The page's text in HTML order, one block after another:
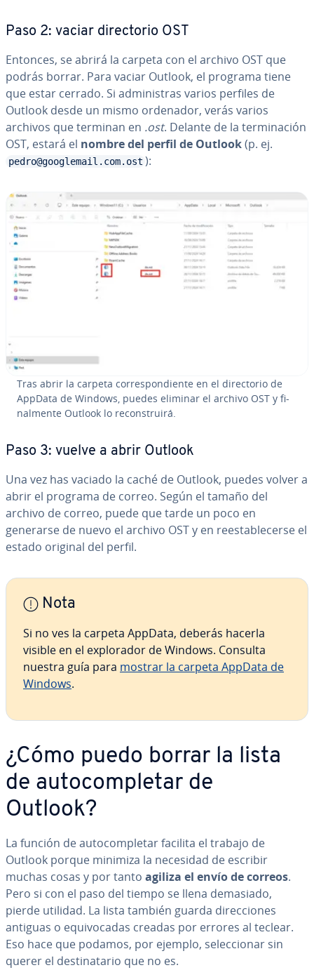
Paso 2: vaciar di­re­c­to­rio OST
Entonces, se abrirá la carpeta con el archivo OST que
podrás borrar. Para vaciar Outlook, el programa tiene
que estar cerrado. Si ad­mi­ni­s­tras varios perfiles de
Outlook desde un mismo ordenador, verás varios
archivos que terminan en .ost. Delante de la te­r­mi­na­ción
OST, estará el nombre del perfil de Outlook(p. ej.
pedro@googlemail.com.ost ):
Tras abrir la carpeta co­rre­s­po­n­die­n­te en el di­re­c­to­rio de
AppData de Windows, puedes eliminar el archivo OST y fi­
na­l­me­n­te Outlook lo re­co­n­s­trui­rá.
Paso 3: vuelve a abrir Outlook
Una vez has vaciado la caché de Outlook, puedes volver a
abrir el programa de correo. Según el tamaño del
archivo de correo, puede que tarde un poco en
generarse de nuevo el archivo OST y en re­es­ta­ble­ce­r­se el
estado original del perfil.
Nota
Si no ves la carpeta AppData, deberás hacerla
visible en el ex­plo­ra­dor de Windows. Consulta
nuestra guía para mostrar la carpeta AppData de
Windows.
¿Cómo puedo borrar la lista
de au­to­co­m­ple­tar de
Outlook?
La función de au­to­co­m­ple­tar facilita el trabajo de
Outlook porque minimiza la necesidad de escribir
muchas cosas y por tanto agiliza el envío de correos.
Pero si con el paso del tiempo se llena demasiado,
pierde utilidad. La lista también guarda di­re­c­cio­nes
antiguas o equi­vo­ca­das creadas por errores al teclear.
Eso hace que podamos, por ejemplo, se­le­c­cio­nar sin
querer el de­s­ti­na­ta­rio que no es.